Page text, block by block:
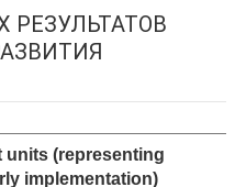
РЕЗУЛЬТАТОВ
units (representing
implementation)